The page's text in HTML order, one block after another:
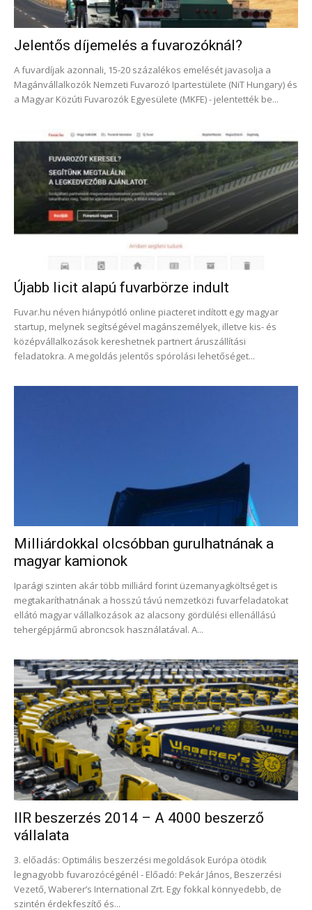
Jelentős díjemelés a fuvarozóknál?
A fuvardíjak azonnali, 15-20 százalékos emelését javasolja a
Magánvállalkozók Nemzeti Fuvarozó Ipartestülete (NiT Hungary) és
a Magyar Közúti Fuvarozók Egyesülete (MKFE) - jelentették be...
Újabb licit alapú fuvarbörze indult
Fuvar.hu néven hiánypótló online piacteret indított egy magyar
startup, melynek segítségével magánszemélyek, illetve kis- és
középvállalkozások kereshetnek partnert áruszállítási
feladatokra. A megoldás jelentős spórolási lehetőséget...
Milliárdokkal olcsóbban gurulhatnának a
magyar kamionok
Iparági szinten akár több milliárd forint üzemanyagköltséget is
megtakaríthatnának a hosszú távú nemzetközi fuvarfeladatokat
ellátó magyar vállalkozások az alacsony gördülési ellenállású
tehergépjármű abroncsok használatával. A...
IIR beszerzés 2014 – A 4000 beszerző
vállalata
3. előadás: Optimális beszerzési megoldások Európa ötödik
legnagyobb fuvarozócégénél - Előadó: Pekár János, Beszerzési
Vezető, Waberer’s International Zrt. Egy fokkal könnyedebb, de
szintén érdekfeszítő és...